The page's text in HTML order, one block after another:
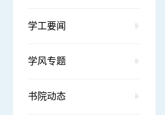
学工要闻
学风专题
书院动态